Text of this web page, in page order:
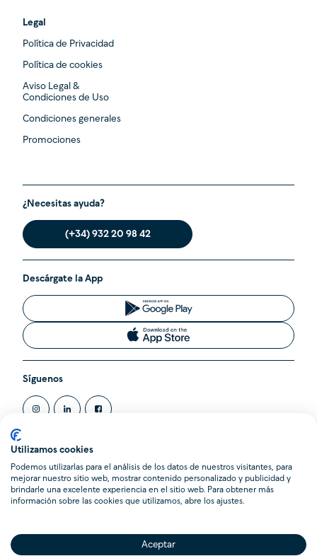
Legal
Política de Privacidad
Política de cookies
Aviso Legal &
Condiciones de Uso
Condiciones generales
Promociones
¿Necesitas ayuda?
(+34) 932 20 98 42
Descárgate la App
Síguenos
@2020 Cleverea SL. Todos los derechos reservados.
Cleverea es una Agencia de Suscripción inscrita en el Registro
Administrativo de la Dirección General de Seguros y Fondos de
Utilizamos cookies
Podemos utilizarlas para el análisis de los datos de nuestros visitantes, para
mejorar nuestro sitio web, mostrar contenido personalizado y publicidad y
brindarle una excelente experiencia en el sitio web. Para obtener más
información sobre las cookies que utilizamos, abre los ajustes.
Aceptar